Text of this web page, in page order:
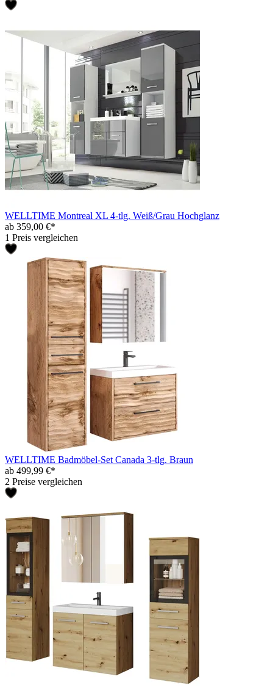
WELLTIME Montreal XL 4-tlg. Weiß/Grau Hochglanz
ab 359,00 €*
1 Preis vergleichen
WELLTIME Badmöbel-Set Canada 3-tlg. Braun
ab 499,99 €*
2 Preise vergleichen